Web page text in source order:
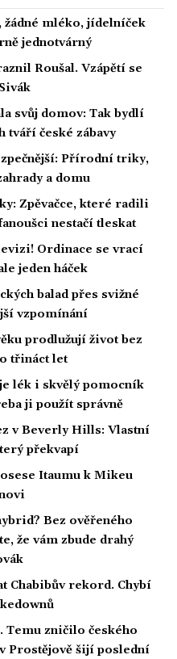
žádné mléko, jídelníček
jednotvárný
Roušal. Vzápětí se
svůj domov: Tak bydlí
tváří české zábavy
Přírodní triky,
a domu
Zpěvačce, které radili
nestačí tleskat
Ordinace se vrací
jeden háček
balad přes svižné
vzpomínání
prodlužují život bez
třináct let
lék i skvělý pomocník
ji použít správně
v Beverly Hills: Vlastní
překvapí
Itaumu k Mikeu
Bez ověřeného
že vám zbude drahý
Chabibův rekord. Chybí
Temu zničilo českého
Prostějově šijí poslední